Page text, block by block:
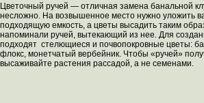
Цветочный ручей — отличная замена банальной
несложно. На возвышенное место нужно уложить
подходящую емкость, а цветы высадить таким
напоминали ручей, вытекающий из нее. Для
подходят стелющиеся и почвопокровные цветы:
флокс, монетчатый вербейник. Чтобы «ручей»
высаживайте растения рассадой, а не семенами.